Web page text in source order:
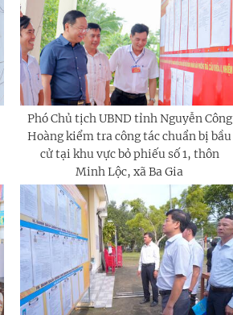
Phó Chủ tịch UBND tỉnh Nguyễn Công
Hoàng kiểm tra công tác chuẩn bị bầu
cử tại khu vực bỏ phiếu số 1, thôn
Minh Lộc, xã Ba Gia